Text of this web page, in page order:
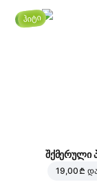
ჰიტი
შქმერული
19,00 ₾